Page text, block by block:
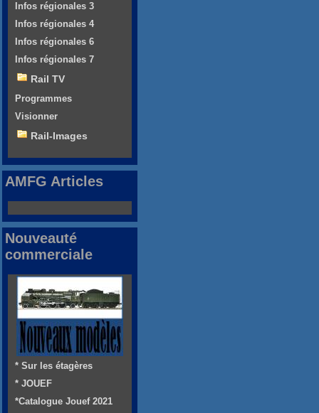
Infos régionales 3
Infos régionales 4
Infos régionales 6
Infos régionales 7
Rail TV
Programmes
Visionner
Rail-Images
AMFG Articles
Nouveauté
commerciale
* Sur les étagères
* JOUEF
*Catalogue Jouef 2021